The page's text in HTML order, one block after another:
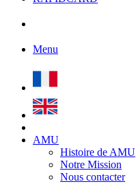
Menu
AMU
Histoire de AMU
Notre Mission
Nous contacter